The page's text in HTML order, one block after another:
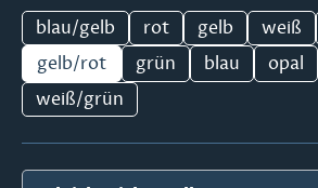
blau/gelb
rot gelb weiß
gelb/rot
grün blau opal
weiß/grün